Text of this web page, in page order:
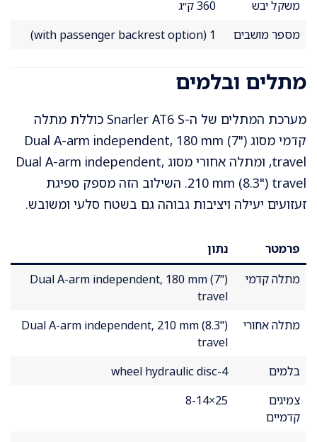
משקל יבש
360 ק״ג
מספר מושבים
1 (with passenger backrest option)
מתלים ובלמים
מערכת המתלים של ה-Snarler AT6 S כוללת מתלה
קדמי מסוג Dual A-arm independent, 180 mm (7")
travel, ומתלה אחורי מסוג Dual A-arm independent,
210 mm (8.3") travel. השילוב הזה מספק ספיגת
זעזועים יעילה ויציבות גבוהה גם בשטח סלעי ומשובש.
פרמטר
נתון
מתלה קדמי
Dual A-arm independent, 180 mm (7")
travel
מתלה אחורי
Dual A-arm independent, 210 mm (8.3")
travel
בלמים
4-wheel hydraulic disc
צמיגים
קדמיים
25×8-14